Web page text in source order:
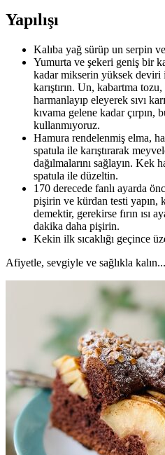
Yapılışı
Kalıba yağ sürüp un serpin
Yumurta ve şekeri geniş bir
kadar mikserin yüksek deviri
karıştırın. Un, kabartma
harmanlayıp eleyerek sıvı
kıvama gelene kadar çırpın,
kullanmıyoruz.
Hamura rendelenmiş elma,
spatula ile karıştırarak
dağılmalarını sağlayın. Kek
spatula ile düzeltin.
170 derecede fanlı ayarda
pişirin ve kürdan testi yapın,
demektir, gerekirse fırın ısı
dakika daha pişirin.
Kekin ilk sıcaklığı geçince
Afiyetle, sevgiyle ve sağlıkla kalın...